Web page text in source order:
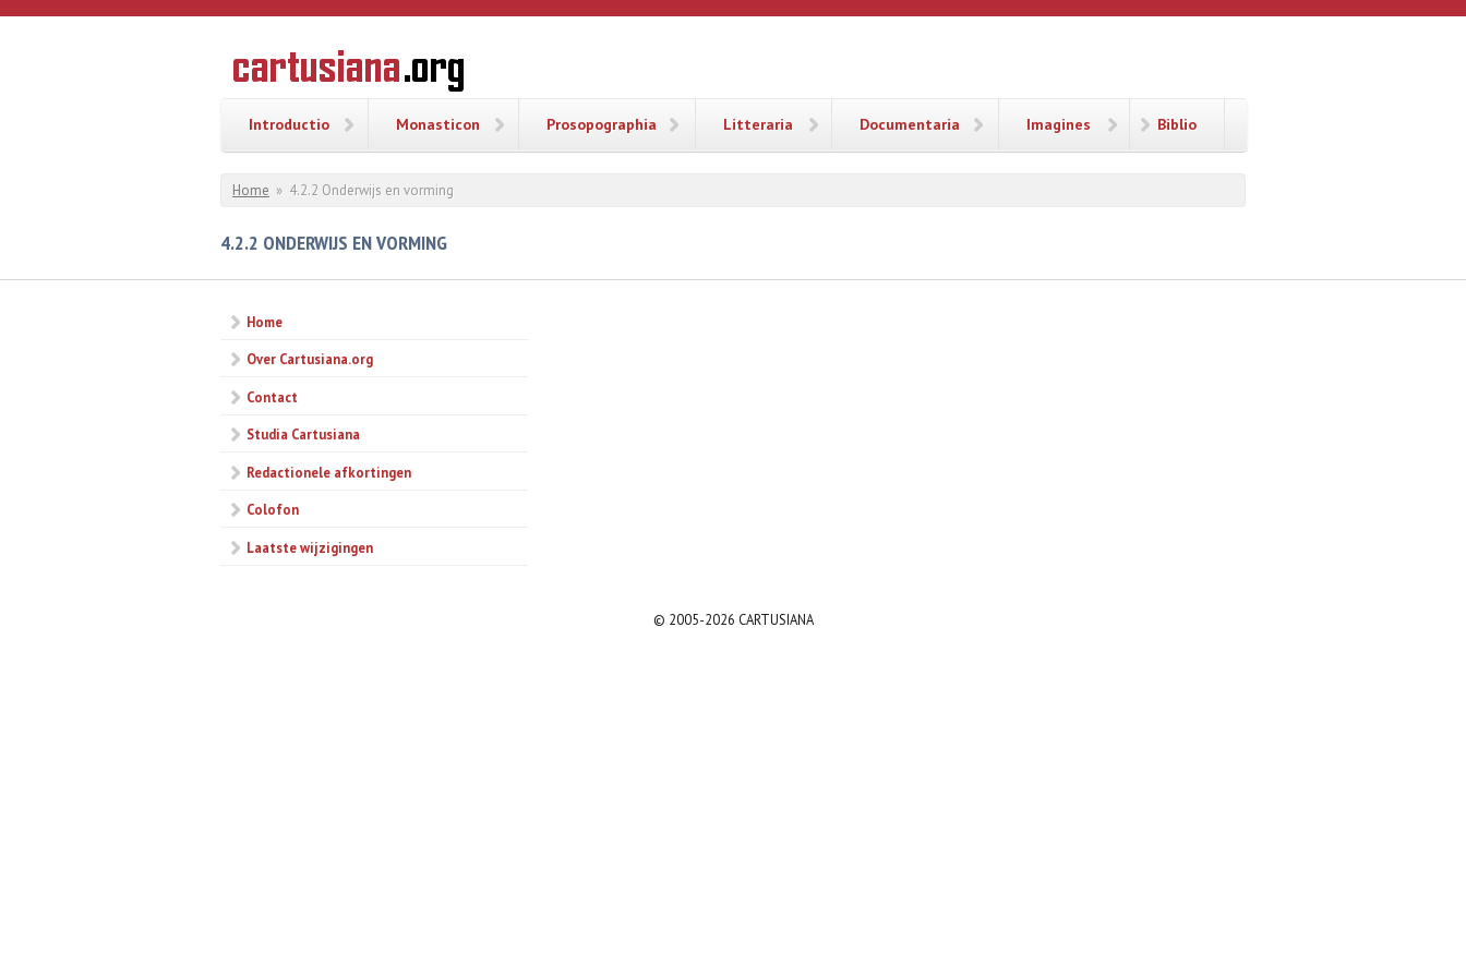
Overslaan en naar de inhoud gaan
CARTUSIANA
Geschiedenis
van de
Introductio Monasticon Prosopographia Litteraria Documentaria Imagines Biblio
U bent hier
Home » 4.2.2 Onderwijs en vorming
4.2.2 ONDERWIJS EN VORMING
Home
Over Cartusiana.org
Contact
Studia Cartusiana
Redactionele afkortingen
Colofon
Laatste wijzigingen
© 2005-2026 CARTUSIANA